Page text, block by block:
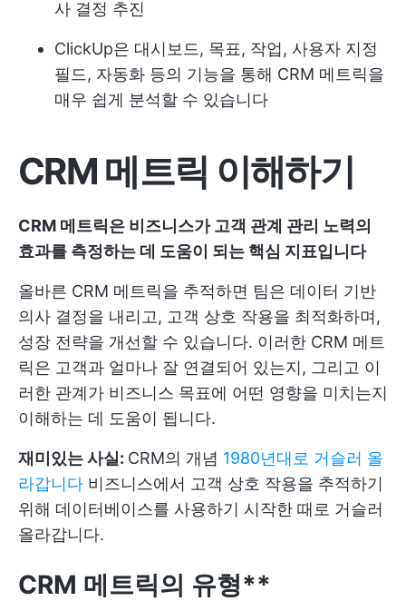
사 결정 추진
ClickUp은 대시보드, 목표, 작업, 사용자 지정
필드, 자동화 등의 기능을 통해 CRM 메트릭을
매우 쉽게 분석할 수 있습니다
CRM 메트릭 이해하기
CRM 메트릭은 비즈니스가 고객 관계 관리 노력의
효과를 측정하는 데 도움이 되는 핵심 지표입니다
올바른 CRM 메트릭을 추적하면 팀은 데이터 기반
의사 결정을 내리고, 고객 상호 작용을 최적화하며,
성장 전략을 개선할 수 있습니다. 이러한 CRM 메트
릭은 고객과 얼마나 잘 연결되어 있는지, 그리고 이
러한 관계가 비즈니스 목표에 어떤 영향을 미치는지
이해하는 데 도움이 됩니다.
재미있는 사실: CRM의 개념 1980년대로 거슬러 올
라갑니다 비즈니스에서 고객 상호 작용을 추적하기
위해 데이터베이스를 사용하기 시작한 때로 거슬러
올라갑니다.
CRM 메트릭의 유형**